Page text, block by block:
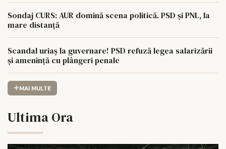
Sondaj CURS: AUR domină scena politică. PSD și PNL, la
mare distanță
Scandal uriaș la guvernare! PSD refuză legea salarizării
și amenință cu plângeri penale
MAI MULTE
Ultima Ora